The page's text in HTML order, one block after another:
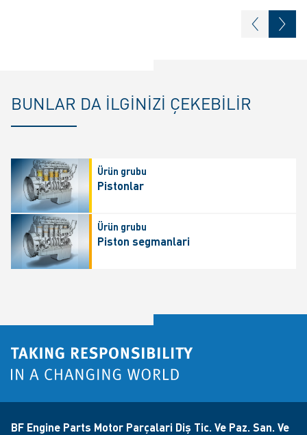
BUNLAR DA ILGINIZI ÇEKEBILIR
Ürün grubu
Pistonlar
Ürün grubu
Piston segmanlari
BF Engine Parts Motor Parçalari Diş Tic. Ve Paz. San. Ve